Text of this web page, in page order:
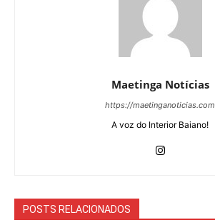
Maetinga Notícias
https://maetinganoticias.com
A voz do Interior Baiano!
POSTS RELACIONADOS